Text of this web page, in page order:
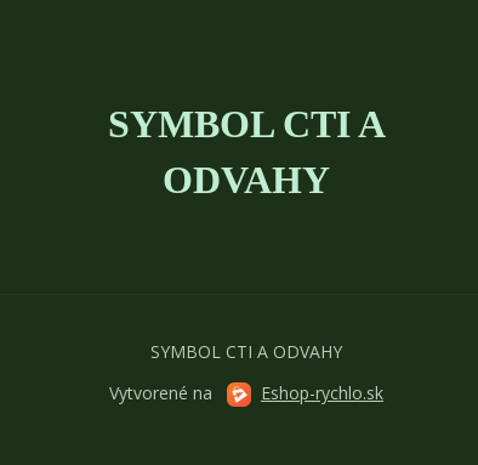
SYMBOL CTI A
ODVAHY
SYMBOL CTI A ODVAHY
Vytvorené na
Eshop-rychlo.sk